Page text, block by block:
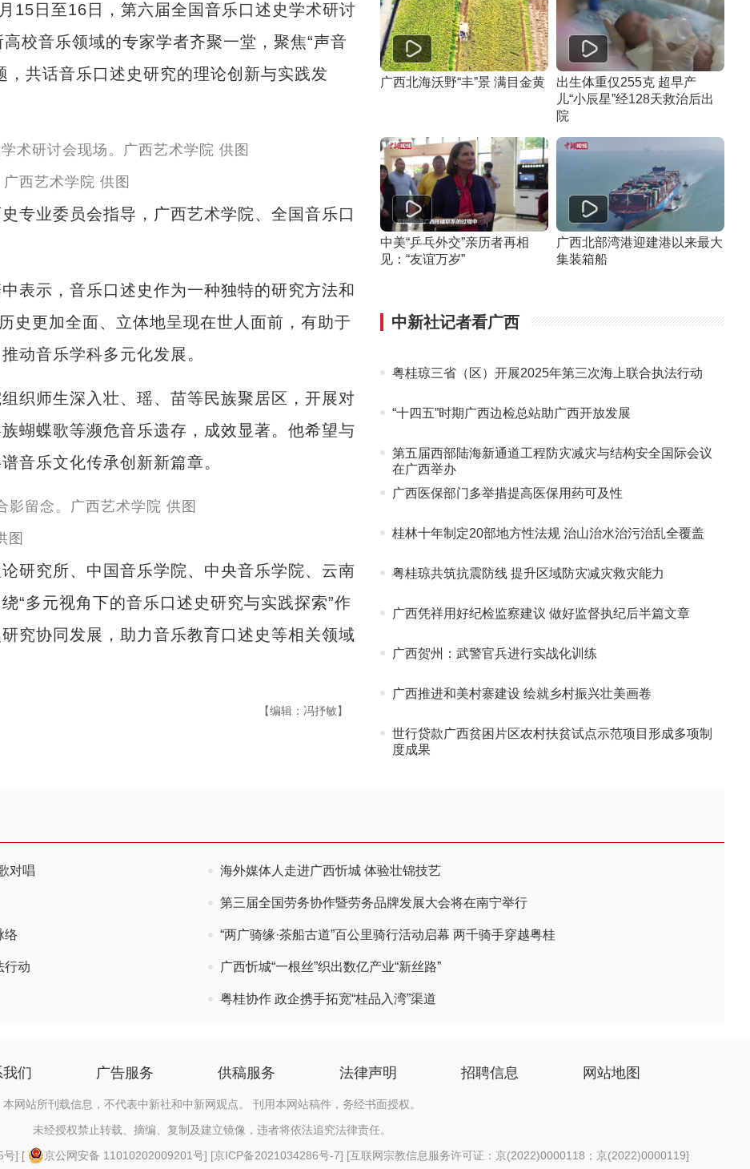
日至16日，第六届全国音乐口述史学术研讨
校音乐领域的专家学者齐聚一堂，聚焦“声音
共话音乐口述史研究的理论创新与实践发
西艺术学院 供图
业委员会指导，广西艺术学院、全国音乐口
示，音乐口述史作为一种独特的研究方法和
史更加全面、立体地呈现在世人面前，有助于
动音乐学科多元化发展。
师生深入壮、瑶、苗等民族聚居区，开展对
蝴蝶歌等濒危音乐遗存，成效显著。他希望与
音乐文化传承创新新篇章。
图
究所、中国音乐学院、中央音乐学院、云南
“多元视角下的音乐口述史研究与实践探索”作
究协同发展，助力音乐教育口述史等相关领域
【编辑：冯抒敏】
广西北海沃野“丰”景 满目金黄
出生体重仅255克 超早产
儿“小辰星”经128天救治后出
院
中美“乒乓外交”亲历者再相
见：“友谊万岁”
广西北部湾港迎建港以来最大
集装箱船
中新社记者看广西
粤桂琼三省（区）开展2025年第三次海上联合执法行动
“十四五”时期广西边检总站助广西开放发展
第五届西部陆海新通道工程防灾减灾与结构安全国际会议
在广西举办
广西医保部门多举措提高医保用药可及性
桂林十年制定20部地方性法规 治山治水治污治乱全覆盖
粤桂琼共筑抗震防线 提升区域防灾减灾救灾能力
广西凭祥用好纪检监察建议 做好监督执纪后半篇文章
广西贺州：武警官兵进行实战化训练
广西推进和美村寨建设 绘就乡村振兴壮美画卷
世行贷款广西贫困片区农村扶贫试点示范项目形成多项制
度成果
对唱 海外媒体人走进广西忻城 体验壮锦技艺
第三届全国劳务协作暨劳务品牌发展大会将在南宁举行
络 “两广骑缘·茶船古道”百公里骑行活动启幕 两千骑手穿越粤桂
行动 广西忻城“一根丝”织出数亿产业“新丝路”
粤桂协作 政企携手拓宽“桂品入湾”渠道
们 广告服务 供稿服务 法律声明 招聘信息 网站地图
本网站所刊载信息，不代表中新社和中新网观点。 刊用本网站稿件，务经书面授权。
未经授权禁止转载、摘编、复制及建立镜像，违者将依法追究法律责任。
号] [ 京公网安备 11010202009201号] [京ICP备2021034286号-7] [互联网宗教信息服务许可证：京(2022)0000118；京(2022)0000119]